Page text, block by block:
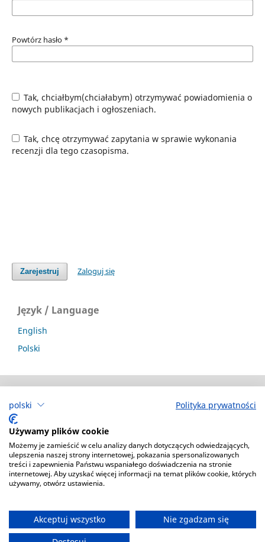
polski Polityka prywatności
Używamy plików cookie
Możemy je zamieścić w celu analizy danych dotyczących odwiedzających,
ulepszenia naszej strony internetowej, pokazania spersonalizowanych
treści i zapewnienia Państwu wspaniałego doświadczenia na stronie
internetowej. Aby uzyskać więcej informacji na temat plików cookie, których
używamy, otwórz ustawienia.
Akceptuj wszystko
Nie zgadzam się
Powtórz hasło *
Tak, chciałbym(chciałabym) otrzymywać powiadomienia o
nowych publikacjach i ogłoszeniach.
Tak, chcę otrzymywać zapytania w sprawie wykonania
recenzji dla tego czasopisma.
Zarejestruj Zaloguj się
Język / Language
English
Polski
Biznesmaniak
Deklaracja dostępności